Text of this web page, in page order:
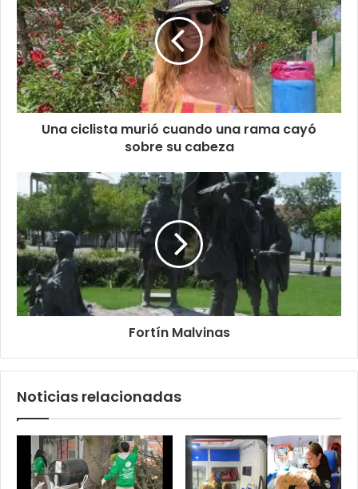
Una ciclista murió cuando una rama cayó
sobre su cabeza
Fortín Malvinas
Noticias relacionadas